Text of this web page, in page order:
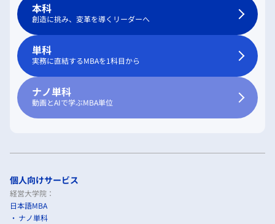
本科
創造に挑み、変革を導くリーダーへ
単科
実務に直結するMBAを1科目から
ナノ単科
動画とAIで学ぶMBA単位
個人向けサービス
経営大学院：
日本語MBA
ナノ単科